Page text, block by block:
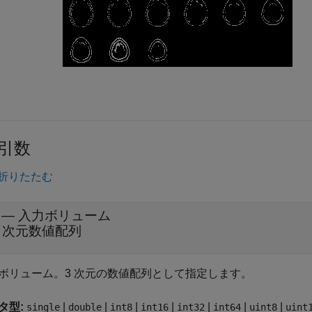
数
りたたむ
入力ボリューム
元数値配列
リューム。3 次元の数値配列として指定します。
型: single double int8 int16 int32 int64 uint8